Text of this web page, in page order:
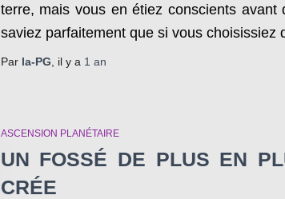
terre, mais vous en étiez conscients avant
saviez parfaitement que si vous choisissiez
Par la-PG , il y a 1 an
ASCENSION PLANÉTAIRE
UN FOSSÉ DE PLUS EN
CRÉE